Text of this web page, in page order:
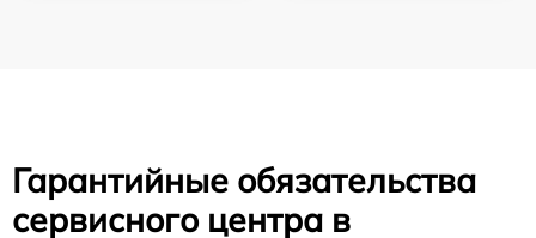
Гарантийные обязательства
сервисного центра в